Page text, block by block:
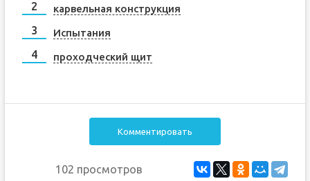
карвельная конструкция
Испытания
проходческий щит
Комментировать
102 просмотров